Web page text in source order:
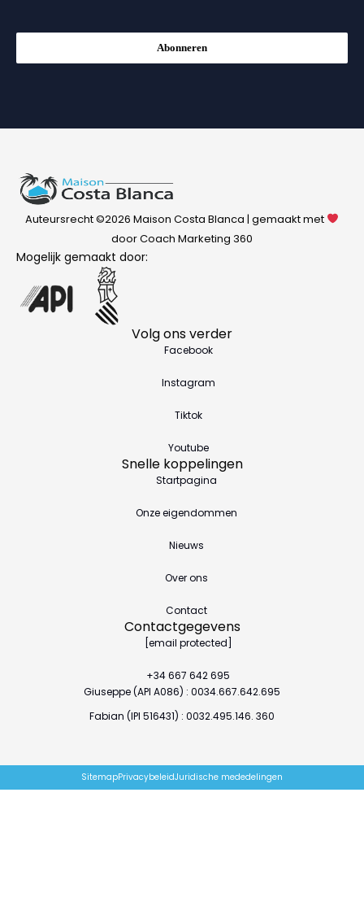
Abonneren
Auteursrecht ©2026 Maison Costa Blanca | gemaakt met
door Coach Marketing 360
Mogelijk gemaakt door:
Volg ons verder
Facebook
Instagram
Tiktok
Youtube
Contactgegevens
[email protected]
+34 667 642 695
Giuseppe (API A086) : 0034.667.642.695
Fabian (IPI 516431) : 0032.495.146. 360
Snelle koppelingen
Startpagina
Onze eigendommen
Nieuws
Over ons
Contact
SitemapPrivacybeleidJuridische mededelingen